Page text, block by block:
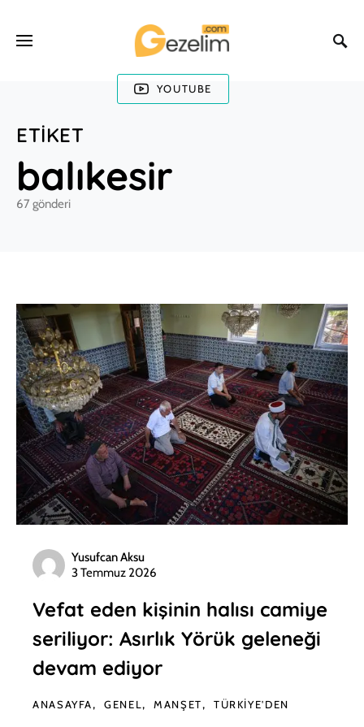
YOUTUBE
ETIKET
balıkesir
67 gönderi
Yusufcan Aksu
3 Temmuz 2026
Vefat eden kişinin halısı camiye
seriliyor: Asırlık Yörük geleneği
devam ediyor
ANASAYFA GENEL MANŞET TÜRKIYE'DEN